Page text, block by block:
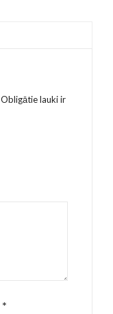
Obligātie lauki ir
*